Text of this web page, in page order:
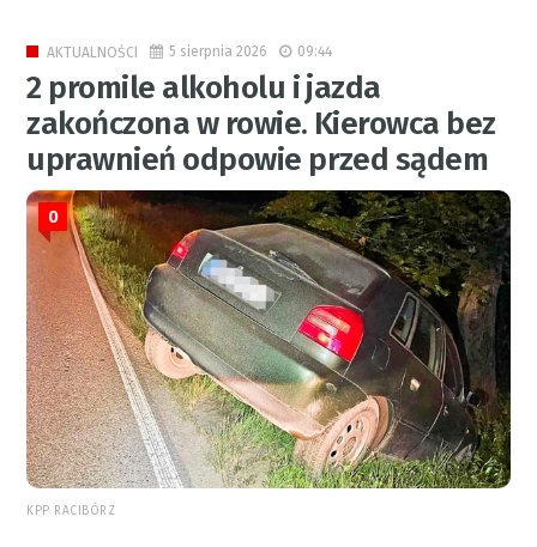
AKTUALNOŚCI 5 sierpnia 2026 09:44
2 promile alkoholu i jazda
zakończona w rowie. Kierowca bez
uprawnień odpowie przed sądem
0
KPP RACIBÓRZ